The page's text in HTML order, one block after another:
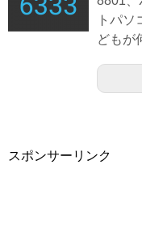
トパ
どもが
スポンサーリンク